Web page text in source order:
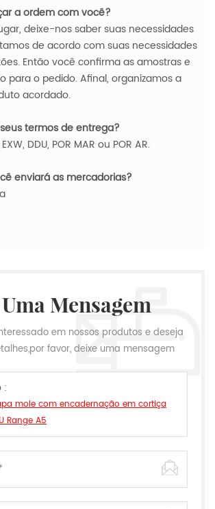
a ordem com você?
deixe-nos saber suas necessidades
de acordo com suas necessidades
Então você confirma as amostras e
para o pedido. Afinal, organizamos a
acordado.
termos de entrega?
DDU, POR MAR ou POR AR.
enviará as mercadorias?
Uma Mensagem
em nossos produtos e deseja
favor, deixe uma mensagem
:
mole com encadernação em cortiça
Range A5